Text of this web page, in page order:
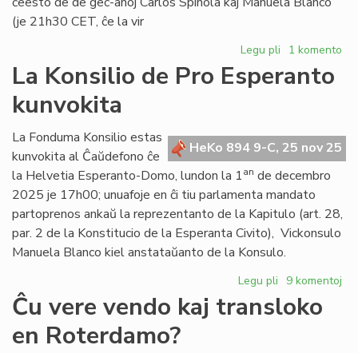
(je 21h30 CET, ĉe la vir
Legu pli pri
establoj
Virtuala
Movada
Foiro
de
la
6a
VK
1 komento
La Konsilio de Pro Esperanto
kunvokita
HeKo 894 9-C, 25 nov 25
La Fonduma Konsilio estas
kunvokita al Ĉaŭdefono ĉe
la Helvetia Esperanto-Domo, lundon la 1an de decembro
2025 je 17h00; unuafoje en ĉi tiu parlamenta mandato
partoprenos ankaŭ la reprezentanto de la Kapitulo (art. 28,
par. 2 de la Konstitucio de la Esperanta Civito), Vickonsulo
Manuela Blanco kiel anstataŭanto de la Konsulo.
Legu pli pri
La
Konsilio
9 komentoj
Ĉu vere vendo kaj transloko
en Roterdamo?